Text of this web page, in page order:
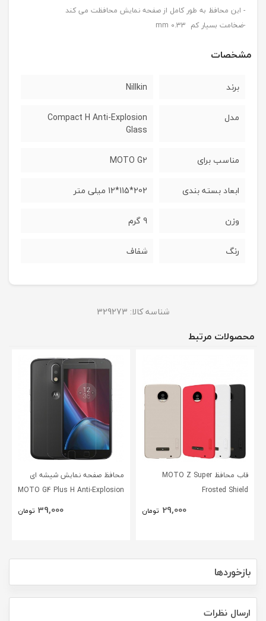
- این محافظ به طور کامل از صفحه نمایش محافظت می کند
-ضخامت بسیار کم 0.33 mm
مشخصات
برند Nillkin
مدل
Compact H Anti-Explosion
Glass
مناسب برای MOTO G2
ابعاد بسته بندی 202*115*12 میلی متر
وزن 9 گرم
رنگ شفاف
شناسه کالا: 329273
محصولات مرتبط
قاب محافظ MOTO Z Super
Frosted Shield
29,000 تومان
محافظ صفحه نمایش شیشه ای
MOTO G4 Plus H Anti-Explosion
39,000 تومان
بازخوردها
ارسال نظرات